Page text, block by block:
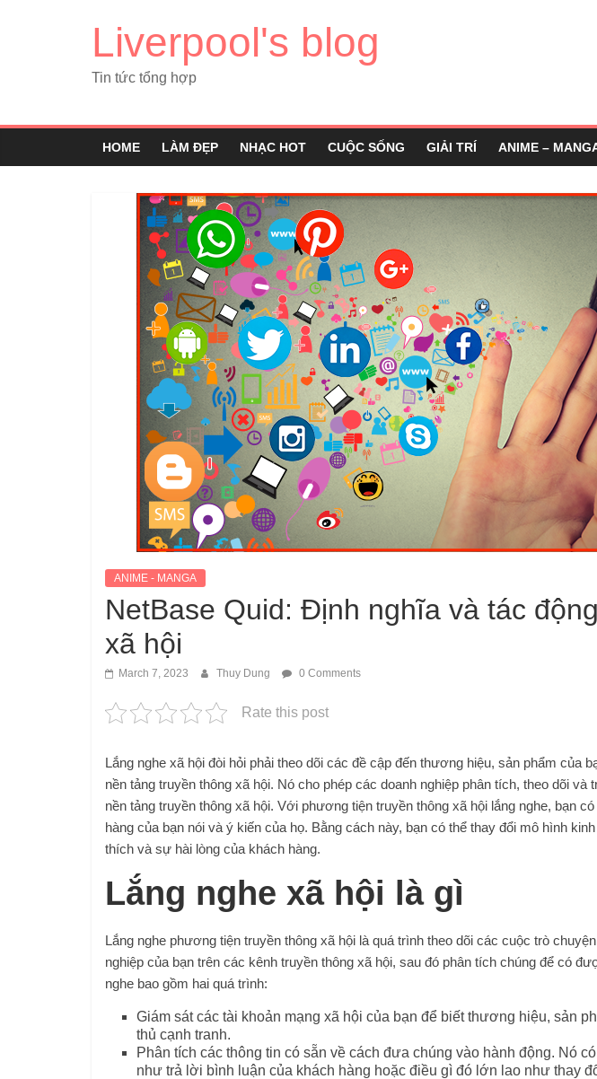
Liverpool's blog
Tin tức tổng hợp
HOME LÀM ĐẸP NHẠC HOT CUỘC SỐNG GIẢI TRÍ ANIME –
ANIME - MANGA
NetBase Quid: Định nghĩa và tác
xã hội
March 7, 2023 Thuy Dung 0 Comments
Rate this post
Lắng nghe xã hội đòi hỏi phải theo dõi các đề cập đến thương hiệu, sản phẩm của
nền tảng truyền thông xã hội. Nó cho phép các doanh nghiệp phân tích, theo dõi và
nền tảng truyền thông xã hội. Với phương tiện truyền thông xã hội lắng nghe, bạn
hàng của bạn nói và ý kiến ​​của họ. Bằng cách này, bạn có thể thay đổi mô hình
thích và sự hài lòng của khách hàng.
Lắng nghe xã hội là gì
Lắng nghe phương tiện truyền thông xã hội là quá trình theo dõi các cuộc trò
nghiệp của bạn trên các kênh truyền thông xã hội, sau đó phân tích chúng để có
nghe bao gồm hai quá trình:
Giám sát các tài khoản mạng xã hội của bạn để biết thương hiệu, sản
thủ cạnh tranh.
Phân tích các thông tin có sẵn về cách đưa chúng vào hành động. Nó
như trả lời bình luận của khách hàng hoặc điều gì đó lớn lao như thay